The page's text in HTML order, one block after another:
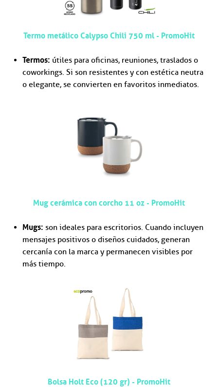
Termo metálico Calypso Chili 750 ml - PromoHit
Termos: útiles para oficinas, reuniones, traslados o
coworkings. Si son resistentes y con estética neutra
o elegante, se convierten en favoritos inmediatos.
Mug cerámica con corcho 11 oz - PromoHit
Mugs: son ideales para escritorios. Cuando incluyen
mensajes positivos o diseños cuidados, generan
cercanía con la marca y permanecen visibles por
más tiempo.
Bolsa Holt Eco (120 gr) - PromoHit